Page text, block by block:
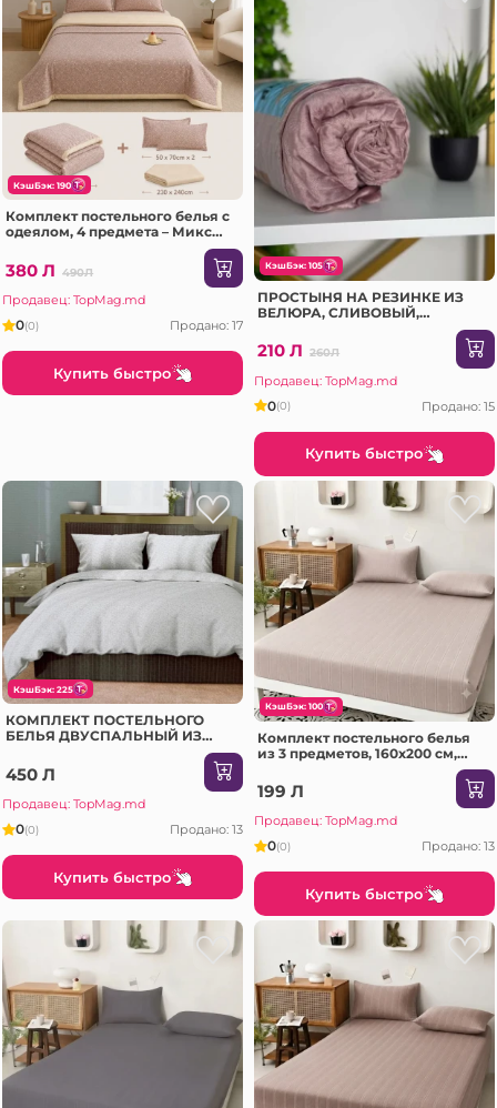
КэшБэк: 190
Комплект постельного белья с
одеялом, 4 предмета – Микс
380 Л 490Л
Продавец: TopMag.md
0(0) Продано: 17
Купить быстро
КэшБэк: 105
ПРОСТЫНЯ НА РЕЗИНКЕ ИЗ
ВЕЛЮРА, СЛИВОВЫЙ,
210 Л 260Л
Продавец: TopMag.md
0(0) Продано: 15
Купить быстро
КэшБэк: 225
КОМПЛЕКТ ПОСТЕЛЬНОГО
БЕЛЬЯ ДВУСПАЛЬНЫЙ ИЗ
СВЕТЛО-СЕРЫЙ
450 Л
Продавец: TopMag.md
0(0) Продано: 13
Купить быстро
КэшБэк: 100
Комплект постельного белья
из 3 предметов, 160x200 см,
бежевый (06-MS708-60-PR2)
199 Л
Продавец: TopMag.md
0(0) Продано: 13
Купить быстро